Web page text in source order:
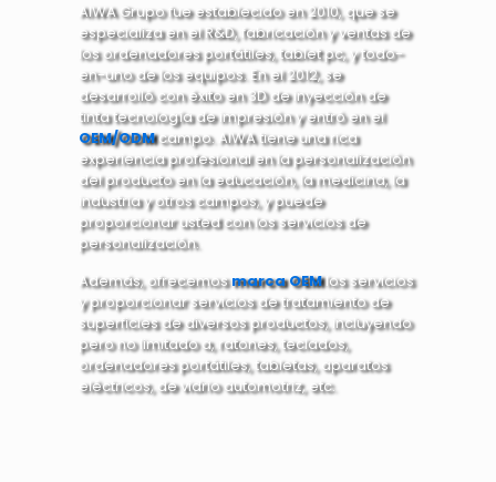
AIWA Grupo fue establecido en 2010, que se
especializa en el R&D, fabricación y ventas de
los ordenadores portátiles, tablet pc, y todo-
en-uno de los equipos. En el 2012, se
desarrolló con éxito en 3D de inyección de
tinta tecnología de impresión y entró en el
OEM/ODMcampo. AIWA tiene una rica
experiencia profesional en la personalización
del producto en la educación, la medicina, la
industria y otros campos, y puede
proporcionar usted con los servicios de
personalización.
Además, ofrecemosmarca OEMlos servicios
y proporcionar servicios de tratamiento de
superficies de diversos productos, incluyendo
pero no limitado a, ratones, teclados,
ordenadores portátiles, tabletas, aparatos
eléctricos, de vidrio automotriz, etc.